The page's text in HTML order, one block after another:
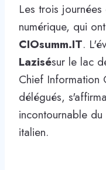
Les trois
numérique, qui
CIOsumm.IT.
Lazisésur le lac
Chief Information
délégués,
incontournable
italien.